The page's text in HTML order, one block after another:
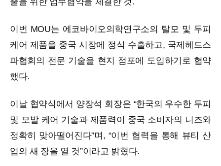
이번 MOU는 에코바이오의학연구소의 탈모 및 두피
케어 제품을 중국 시장에 정식 수출하고, 국제헤드스
파협회의 전문 기술을 현지 점포에 도입하기로 협약
했다.
이날 협약식에서 양장석 회장은 “한국의 우수한 두피
및 모발 케어 기술과 제품력이 중국 소비자의 니즈와
정확히 맞아떨어진다”며, “이번 협력을 통해 뷰티 산
업의 새 장을 열 것”이라고 밝혔다.